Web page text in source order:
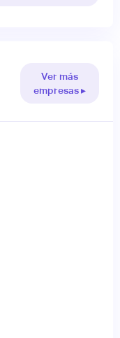
Ver más
empresas ▸